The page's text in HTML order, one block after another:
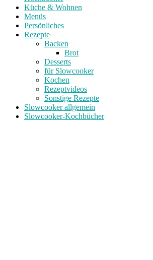
Küche & Wohnen
Menüs
Persönliches
Rezepte
Backen
Brot
Desserts
für Slowcooker
Kochen
Rezeptvideos
Sonstige Rezepte
Slowcooker allgemein
Slowcooker-Kochbücher